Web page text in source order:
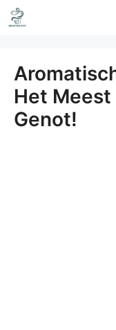
Ga
naar
inhoud
Het
Genot!